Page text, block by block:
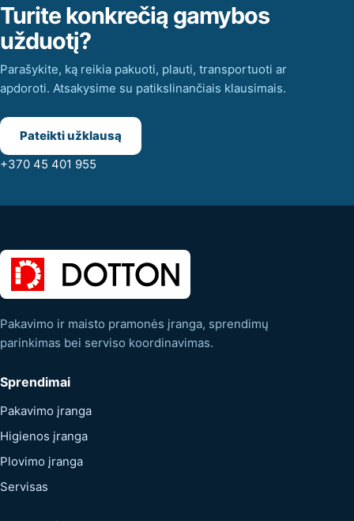
Turite konkrečią gamybos
užduotį?
Parašykite, ką reikia pakuoti, plauti, transportuoti ar
apdoroti. Atsakysime su patikslinančiais klausimais.
Pateikti užklausą
+370 45 401 955
Pakavimo ir maisto pramonės įranga, sprendimų
parinkimas bei serviso koordinavimas.
Sprendimai
Pakavimo įranga
Higienos įranga
Plovimo įranga
Servisas